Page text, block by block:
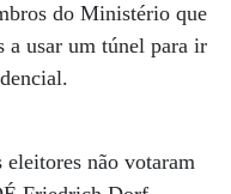
do Ministério que
a usar um túnel para ir
eleitores não votaram